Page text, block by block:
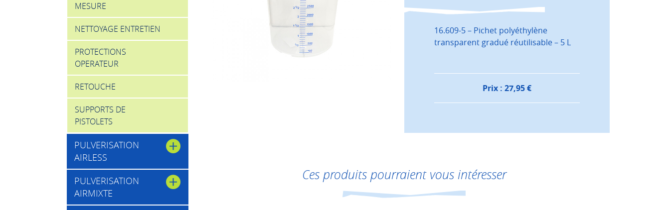
MESURE
NETTOYAGE ENTRETIEN
PROTECTIONS
OPERATEUR
RETOUCHE
SUPPORTS DE
PISTOLETS
PULVERISATION
AIRLESS
PULVERISATION
AIRMIXTE
16.609-5 – Pichet polyéthylène
transparent gradué réutilisable – 5 L
Prix : 27,95€
Ces produits pourraient vous intéresser